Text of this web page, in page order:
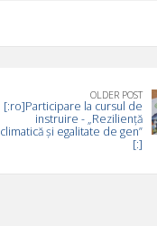
OLDER POST
[:ro]Participare la cursul de
instruire - „Reziliență
climatică și egalitate de gen”
[:]